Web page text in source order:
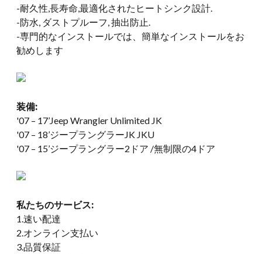
-耐久性,長寿命,最適化されたヒートシンク設計.
-防水, ダストプルーフ, 抽出防止.
-専門的なインストールでは、簡単なインストールをお
勧めします
装備:
'07 – 17’Jeep Wrangler Unlimited JK
'07 – 18’ジープラングラーJK JKU
'07 – 15’ジープラングラー2ドア /無制限の4ドア
私たちのサービス:
1.速い配達
2.オンライン支払い
3.品質保証